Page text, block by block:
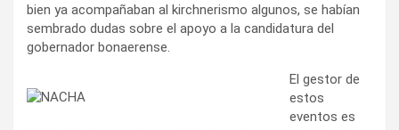
bien ya acompañaban al kirchnerismo algunos, se habían
sembrado dudas sobre el apoyo a la candidatura del
gobernador bonaerense.
El gestor de
estos
eventos es